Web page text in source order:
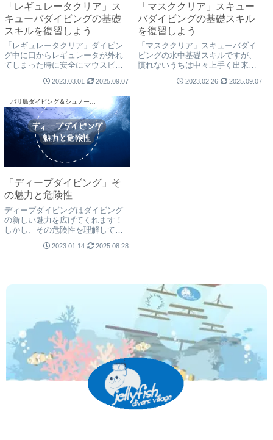
「レギュレータクリア」ス
キューバダイビングの基礎
スキルを復習しよう
「レギュレータクリア」ダイビン
グ中に口からレギュレータが外れ
てしまった時に安全にマウスピー
事な方法です。慣れないうちは、
落ち着いて浅いところでゆっくり
練習しましょう！バリ島くらげ村
がご案内致します。
2023.03.01 2025.09.07
「マスククリア」スキュー
バダイビングの基礎スキル
を復習しよう
「マスククリア」スキューバダイ
ビングの水中基礎スキルですが、
慣れないうちは中々上手く出来ま
習して、サクッと出来るようにな
2023.02.26 2025.09.07
「ディープダイビング」そ
の魅力と危険性
ディープダイビングはダイビング
の新しい魅力を広げてくれます！
しかし、その危険性を理解してい
クを理解して、どうすれば安全に
2023.01.14 2025.08.28